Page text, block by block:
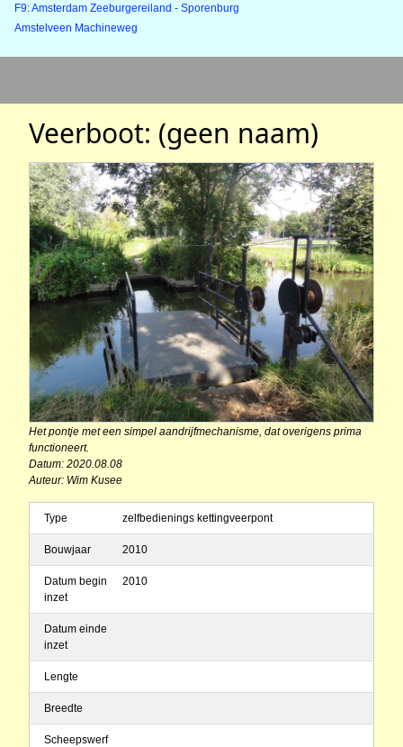
F9: Amsterdam Zeeburgereiland - Sporenburg
Amstelveen Machineweg
Veerboot: (geen naam)
Het pontje met een simpel aandrijfmechanisme, dat overigens prima
functioneert.
Datum: 2020.08.08
Auteur: Wim Kusee
Type zelfbedienings kettingveerpont
Bouwjaar 2010
Datum begin
inzet
2010
Datum einde
inzet
Lengte
Breedte
Scheepswerf